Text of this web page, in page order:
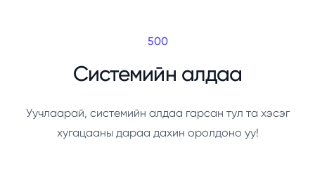
500
Системийн алдаа
Уучлаарай, системийн алдаа гарсан тул та хэсэг
хугацааны дараа дахин оролдоно уу!